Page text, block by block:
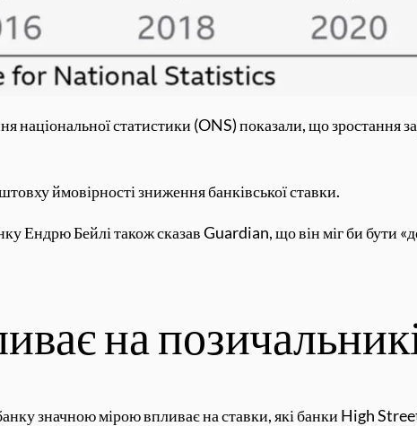
національної статистики (ONS) показали, що зростання
ймовірності зниження банківської ставки.
Ендрю Бейлі також сказав Guardian, що він міг би бути
на
значною мірою впливає на ставки, які банки High